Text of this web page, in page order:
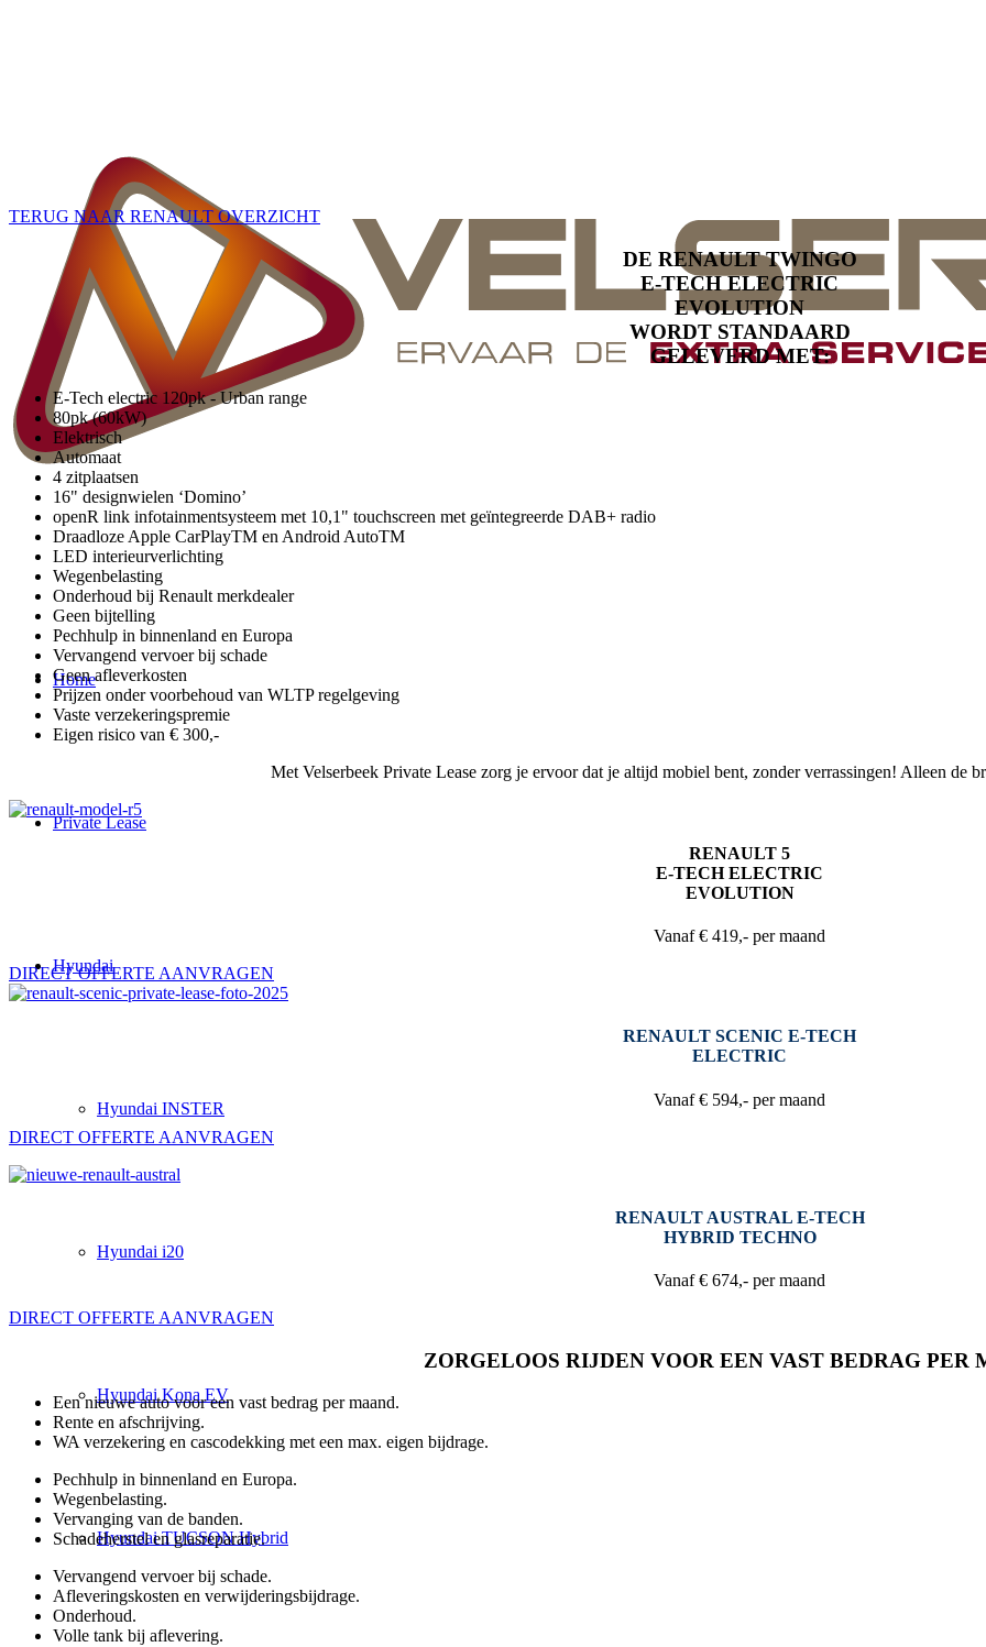
Home
Private Lease
Hyundai
Hyundai INSTER
Hyundai i20
Hyundai Kona EV
Hyundai TUCSON Hybrid
TERUG NAAR RENAULT OVERZICHT
DE RENAULT TWINGO
E-TECH ELECTRIC
EVOLUTION
WORDT STANDAARD
GELEVERD MET:
E-Tech electric 120pk - Urban range
80pk (60kW)
Elektrisch
Automaat
4 zitplaatsen
16" designwielen ‘Domino’
openR link infotainmentsysteem met 10,1" touchscreen met geïntegreerde DAB+ radio
Draadloze Apple CarPlayTM en Android AutoTM
LED interieurverlichting
Wegenbelasting
Onderhoud bij Renault merkdealer
Geen bijtelling
Pechhulp in binnenland en Europa
Vervangend vervoer bij schade
Geen afleverkosten
Prijzen onder voorbehoud van WLTP regelgeving
Vaste verzekeringspremie
Eigen risico van € 300,-
Met Velserbeek Private Lease zorg je ervoor dat je altijd mobiel bent, zonder verrassingen! Alleen de
RENAULT 5
E-TECH ELECTRIC
EVOLUTION
Vanaf € 419,- per maand
DIRECT OFFERTE AANVRAGEN
RENAULT SCENIC E-TECH
ELECTRIC
Vanaf € 594,- per maand
DIRECT OFFERTE AANVRAGEN
RENAULT AUSTRAL E-TECH
HYBRID TECHNO
Vanaf € 674,- per maand
DIRECT OFFERTE AANVRAGEN
ZORGELOOS RIJDEN VOOR EEN VAST BEDRAG PER
Een nieuwe auto voor een vast bedrag per maand.
Rente en afschrijving.
WA verzekering en cascodekking met een max. eigen bijdrage.
Pechhulp in binnenland en Europa.
Wegenbelasting.
Vervanging van de banden.
Schadeherstel en glasreparatie.
Vervangend vervoer bij schade.
Afleveringskosten en verwijderingsbijdrage.
Onderhoud.
Volle tank bij aflevering.